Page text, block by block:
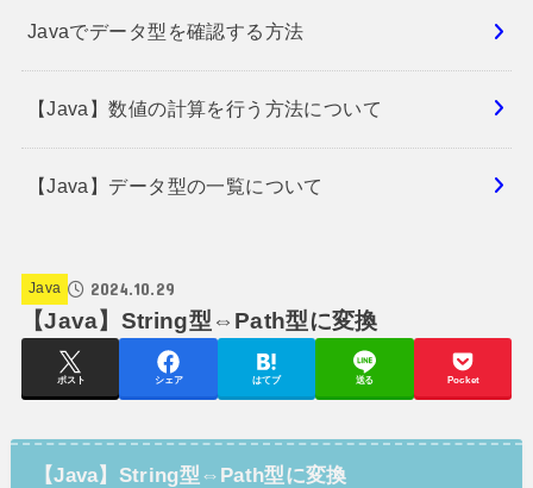
Javaでデータ型を確認する方法
【Java】数値の計算を行う方法について
【Java】データ型の一覧について
Java 2024.10.29
【Java】String型⇔Path型に変換
ポスト シェア はてブ 送る Pocket
【Java】String型⇔Path型に変換